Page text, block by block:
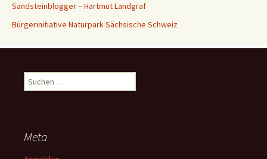
Sandsteinblogger – Hartmut Landgraf
Bürgerinitiative Naturpark Sächsische Schweiz
Suchen
nach:
Meta